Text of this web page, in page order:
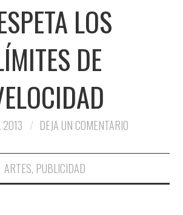
LOS
DE
2013 DEJA UN COMENTARIO
ARTES, PUBLICIDAD